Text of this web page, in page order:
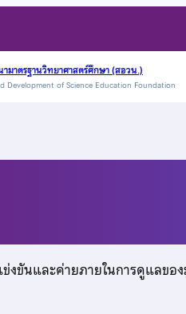
าตรฐานวิทยาศาสตร์ศึกษา (สอวน.)
Development of Science Education Foundation
งขันและค่ายภายในการดูแลขอ